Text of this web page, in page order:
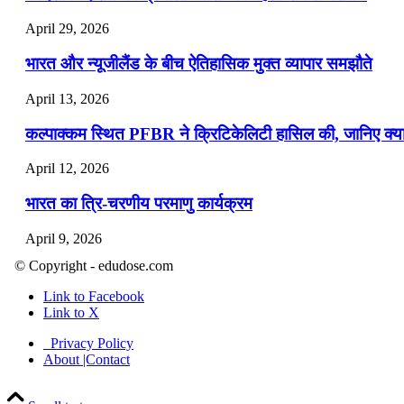
April 29, 2026
भारत और न्यूजीलैंड के बीच ऐतिहासिक मुक्त व्यापार समझौते
April 13, 2026
कल्पाक्कम स्थित PFBR ने क्रिटिकेलिटी हासिल की, जानिए क्या
April 12, 2026
भारत का त्रि-चरणीय परमाणु कार्यक्रम
April 9, 2026
नासा का आर्टेमिस-2 मिशन: मनुष्य एक बार फिर से चंद्रमा के
April 7, 2026
वित्तीय वर्ष 2026-27 की पहली द्विमासिक मौद्रिक नीति समीक्षा
© Copyright - edudose.com
Link to Facebook
Link to X
Privacy Policy
About |Contact